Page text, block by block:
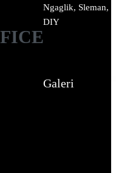
Ngaglik, Sleman,
DIY
Galeri